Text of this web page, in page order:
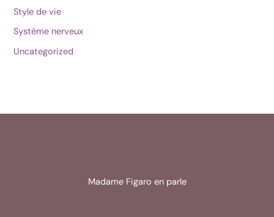
Style de vie
Système nerveux
Uncategorized
Madame Figaro en parle